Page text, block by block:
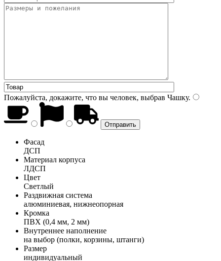
Пожалуйста, докажите, что вы человек, выбрав Чашку.
Фасад
ДСП
Материал корпуса
ЛДСП
Цвет
Светлый
Раздвижная система
алюминиевая, нижнеопорная
Кромка
ПВХ (0,4 мм, 2 мм)
Внутреннее наполнение
на выбор (полки, корзины, штанги)
Размер
индивидуальный